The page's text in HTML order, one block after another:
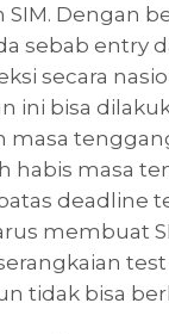
Dengan
sebab entry
secara
ini bisa
masa
habis masa
deadline
membuat
tidak bisa